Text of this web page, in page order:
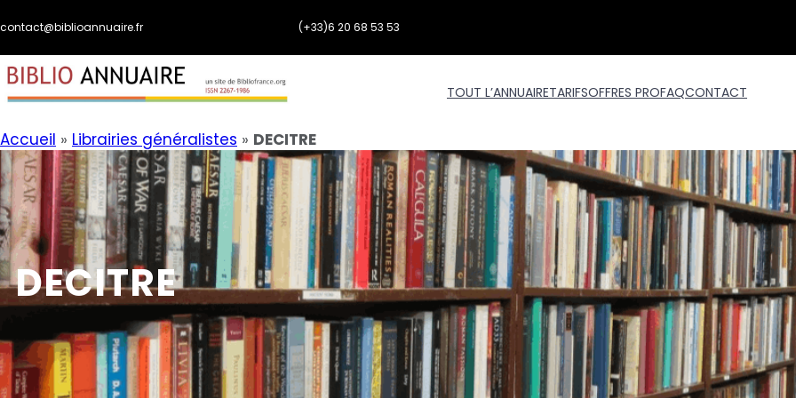
au
contenu
contact@biblioannuaire.fr (+33)6 20 68 53 53
TOUT L’ANNUAIRETARIFSOFFRES PROFAQCONTACT
Accueil » Librairies généralistes » DECITRE
DECITRE